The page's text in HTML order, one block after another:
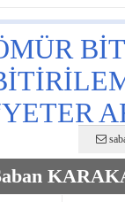
TAMDERE